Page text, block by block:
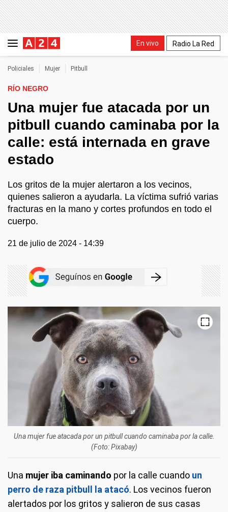
En vivo Radio La Red
Policiales Mujer Pitbull
RÍO NEGRO
Una mujer fue atacada por un
pitbull cuando caminaba por la
calle: está internada en grave
estado
Los gritos de la mujer alertaron a los vecinos,
quienes salieron a ayudarla. La víctima sufrió varias
fracturas en la mano y cortes profundos en todo el
cuerpo.
21 de julio de 2024 - 14:39
Una mujer fue atacada por un pitbull cuando caminaba por la calle.
(Foto: Pixabay)
Una mujer iba caminando por la calle cuando un
perro de raza pitbull la atacó. Los vecinos fueron
alertados por los gritos y salieron de sus casas